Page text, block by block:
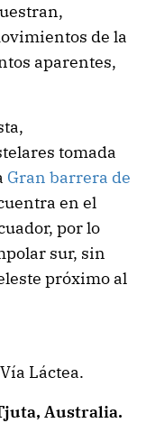
de la
aparentes,
tomada
Gran barrera de
en el
por lo
sur, sin
próximo al
Láctea.
Australia.